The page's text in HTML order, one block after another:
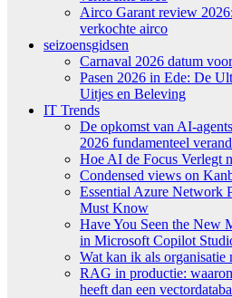
Airco Garant review
verkochte airco
seizoensgidsen
Carnaval 2026 datum
Pasen 2026 in Ede: De
Uitjes en Beleving
IT Trends
De opkomst van AI-
2026 fundamenteel
Hoe AI de Focus Verlegt
Condensed views on
Essential Azure Network
Must Know
Have You Seen the New
in Microsoft Copilot
Wat kan ik als organisatie
RAG in productie:
heeft dan een